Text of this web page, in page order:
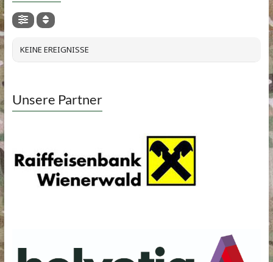
KEINE EREIGNISSE
Unsere Partner